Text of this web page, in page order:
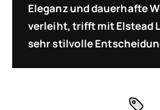
Eleganz und dauerhafte
verleiht, trifft mit Elstead
sehr stilvolle